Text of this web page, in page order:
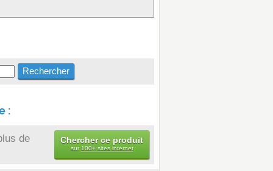
:
de Chercher ce produit
sur 100+ sites internet